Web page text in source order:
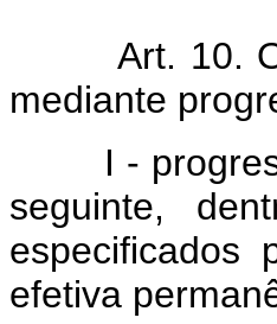
Art. 10.
mediante
I -
seguinte,
efetiva